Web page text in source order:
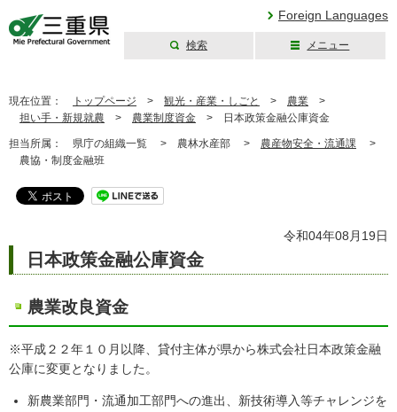
Foreign Languages
検索 メニュー
現在位置： トップページ > 観光・産業・しごと > 農業 >
担い手・新規就農 > 農業制度資金 > 日本政策金融公庫資金
担当所属： 県庁の組織一覧 > 農林水産部 > 農産物安全・流通課 >
農協・制度金融班
令和04年08月19日
日本政策金融公庫資金
農業改良資金
※平成２２年１０月以降、貸付主体が県から株式会社日本政策金融
公庫に変更となりました。
新農業部門・流通加工部門への進出、新技術導入等チャレンジを